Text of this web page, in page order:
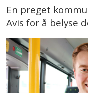
En preget
Avis for å belyse